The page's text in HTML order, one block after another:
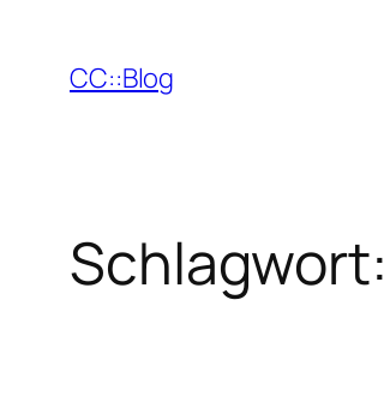
Inhalt
springen
CC::Blog
Schlagwort: